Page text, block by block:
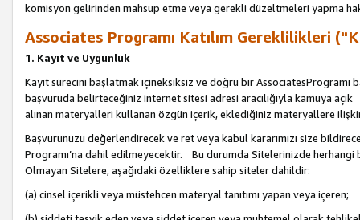
komisyon gelirinden mahsup etme veya gerekli düzeltmeleri yapma
Associates Programı Katılım Gereklilikleri
1. Kayıt ve Uygunluk
Kayıt sürecini başlatmak içineksiksiz ve doğru bir AssociatesProgramı
başvuruda belirteceğiniz internet sitesi adresi aracılığıyla kamuya
alınan materyalleri kullanan özgün içerik, eklediğiniz materyallere
Başvurunuzu değerlendirecek ve ret veya kabul kararımızı size
Programı’na dahil edilmeyecektir. Bu durumda Sitelerinizde herhangi
Olmayan Sitelere, aşağıdaki özelliklere sahip siteler dahildir:
(a) cinsel içerikli veya müstehcen materyal tanıtımı yapan veya içeren;